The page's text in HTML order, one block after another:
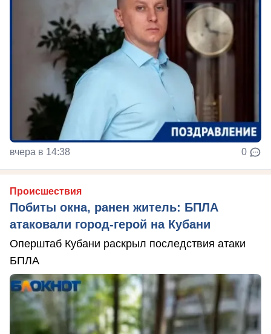
вчера в 14:38 0
Происшествия
Побиты окна, ранен житель: БПЛА
атаковали город-герой на Кубани
Оперштаб Кубани раскрыл последствия атаки
БПЛА